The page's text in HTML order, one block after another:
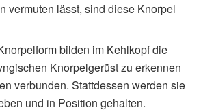
vermuten lässt, sind diese Knorpel
bilden im Kehlkopf die
Knorpelgerüst zu erkennen
verbunden. Stattdessen werden sie
und in Position gehalten.